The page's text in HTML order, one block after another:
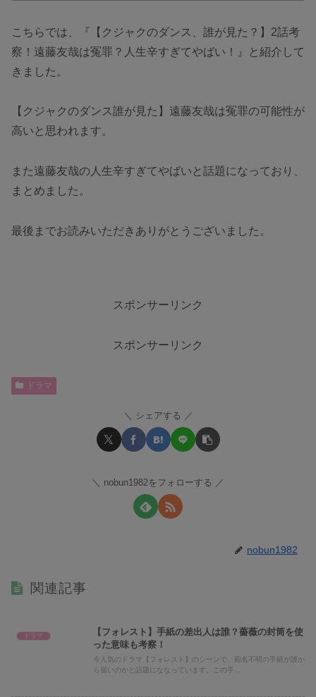
こちらでは、『【クジャクのダンス、誰が見た？】2話考
察！遠藤友哉は冤罪？人生辛すぎてやばい！』と紹介して
きました。
【クジャクのダンス誰が見た】遠藤友哉は冤罪の可能性が
高いと思われます。
また遠藤友哉の人生辛すぎてやばいと話題になっており、
まとめました。
最後までお読みいただきありがとうございました。
スポンサーリンク
スポンサーリンク
ドラマ
シェアする
nobun1982をフォローする
nobun1982
関連記事
ドラマ
【フォレスト】手紙の差出人は誰？薔薇の封筒を使
った意味も考察！
今人気のドラマ【フォレスト】のシーンで、宛名不明の手紙が誰か
ら届いのかと話題にななっています。この手...